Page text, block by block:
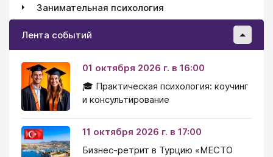
Занимательная психология
Лента событий
01 октября 2026 г. в 16:00
🎓 Практическая психология: коучинг
и консультирование
11 октября 2026 г. в 17:00
Бизнес-ретрит в Турцию «МЕСТО